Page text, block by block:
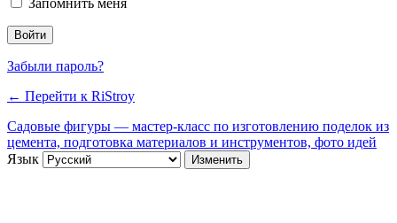
Запомнить меня
Забыли пароль?
← Перейти к RiStroy
Садовые фигуры — мастер-класс по изготовлению поделок из
цемента, подготовка материалов и инструментов, фото идей
Язык